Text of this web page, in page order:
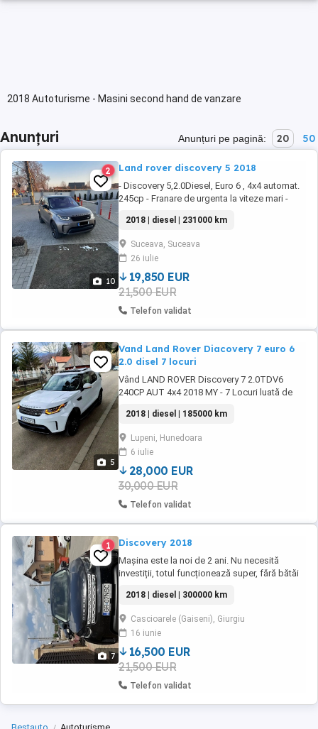
2018 Autoturisme - Masini second hand de vanzare
Anunțuri Anunțuri pe pagină: 20 50
10
2 Land rover discovery 5 2018
- Discovery 5,2.0Diesel, Euro 6 , 4x4 automat.
245cp - Franare de urgenta la viteze mari -
parbriz incalzit - Volan incalzit - Scaune
fata&spate incalzite toate 7 - Guri de ventilatie
laterale - Inscriptia "Discovery" Gloss Black -
Capace oglinzi exterioare ...
2018 | diesel | 231000 km
Suceava, Suceava
26 iulie
19,850 EUR
21,500 EUR
Telefon validat
5
Vand Land Rover Diacovery 7 euro 6
2.0 disel 7 locuri
Vând LAND ROVER Discovery 7 2.0TDV6
240CP AUT 4x4 2018 MY - 7 Locuri luată de
toate reviziile recent făcute ulei motor , ulei
cutie , cauciucuri noi , discu ri + plăcute fata
spate , Distribuție nouă făcută în
reprezentanta ofer facturii Pachet 7 Locuri. ...
2018 | diesel | 185000 km
Lupeni, Hunedoara
6 iulie
28,000 EUR
30,000 EUR
Telefon validat
7
1 Discovery 2018
Mașina este la noi de 2 ani. Nu necesită
investiții, totul funcționează super, fără bătăi
bord sau probleme mecanice. Accept
verificare cu mecanic. Mașina este luată de la
primul proprietar, abia ce i-am schimbat
bateria care are garanție. Motorul de ...
2018 | diesel | 300000 km
Cascioarele (Gaiseni), Giurgiu
16 iunie
16,500 EUR
21,500 EUR
Telefon validat